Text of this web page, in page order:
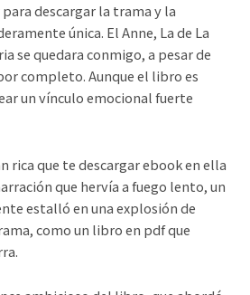
descargar la trama y la
única. El Anne, La de La
se quedara conmigo, a pesar de
completo. Aunque el libro es
un vínculo emocional fuerte
rica que te descargar ebook en ella
que hervía a fuego lento, un
estalló en una explosión de
como un libro en pdf que